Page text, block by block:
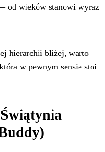
od wieków stanowi wyraz
hierarchii bliżej, warto
w pewnym sensie stoi